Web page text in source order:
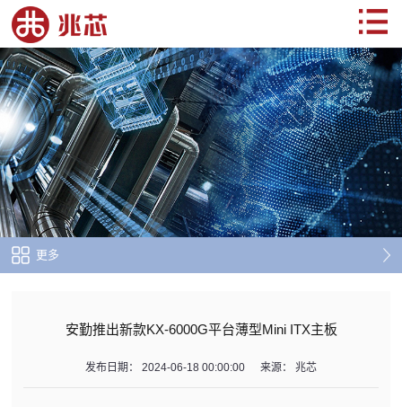
更多
安勤推出新款KX-6000G平台薄型Mini ITX主板
发布日期： 2024-06-18 00:00:00 来源： 兆芯